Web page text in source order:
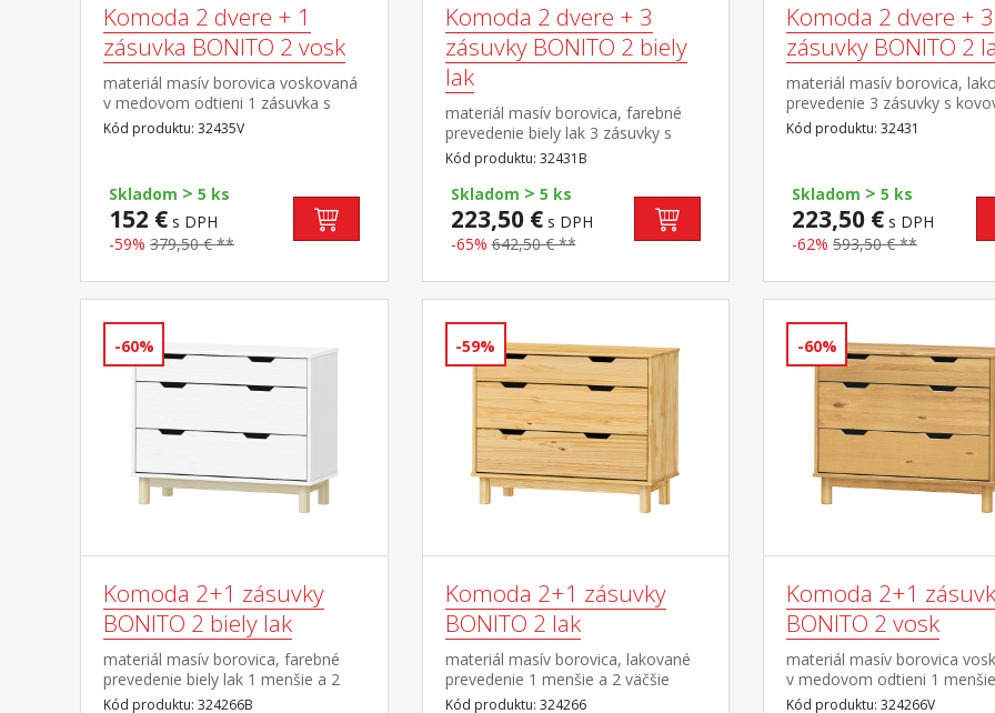
Komoda 2 dvere + 1
zásuvka BONITO 2 vosk
materiál masív borovica voskovaná
v medovom odtieni 1 zásuvka s
kovovými pojazdmi, 2 dvierka, 1
polica
Kód produktu: 32435V
Skladom > 5 ks
152 € s DPH
-59% 379,50 € **
Komoda 2 dvere + 3
zásuvky BONITO 2 biely
lak
materiál masív borovica, farebné
prevedenie biely lak 3 zásuvky s
kovovými pojazdmi, 2 dvierka, 1
polica
Kód produktu: 32431B
Skladom > 5 ks
223,50 €s DPH
-65% 642,50 € **
Komoda 2 dvere + 3
zásuvky BONITO 2
materiál masív borovica,
prevedenie 3 zásuvky s
pojazdmi, 2 dvierka, 1 polica
Kód produktu: 32431
Skladom > 5 ks
223,50 € s DPH
-62% 593,50 € **
-60%
Komoda 2+1 zásuvky
BONITO 2 biely lak
materiál masív borovica, farebné
prevedenie biely lak 1 menšie a 2
väčšie zásuvky s kovovými
Kód produktu: 324266B
-59%
Komoda 2+1 zásuvky
BONITO 2 lak
materiál masív borovica, lakované
prevedenie 1 menšie a 2 väčšie
zásuvky s kovovými pojazdmi
Kód produktu: 324266
-60%
Komoda 2+1
BONITO 2 vosk
materiál masív borovica
v medovom odtieni 1
väčšie zásuvky s kovovými
Kód produktu: 324266V